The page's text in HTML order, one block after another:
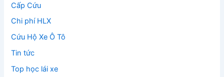
Cấp Cứu
Chi phí HLX
Cứu Hộ Xe Ô Tô
Tin tức
Top học lái xe